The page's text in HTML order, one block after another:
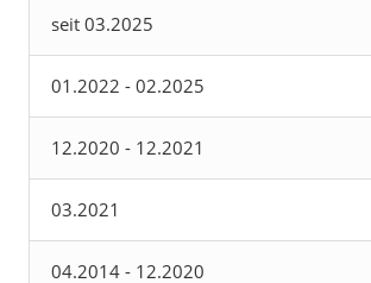
seit 03.2025
01.2022 - 02.2025
12.2020 - 12.2021
03.2021
04.2014 - 12.2020